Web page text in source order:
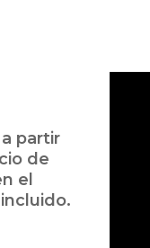
partir
de
el